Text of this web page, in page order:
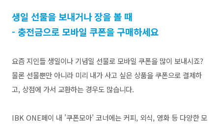
생일 선물을 보내거나 장을 볼 때
- 충전금으로 모바일 쿠폰을 구매하세요
요즘 지인들 생일이나 기념일 선물로 모바일 쿠폰을 많이 보내시죠?
물론 선물뿐만 아니라 미리 내가 사고 싶은 상품을 쿠폰으로 결제하
고, 상점에 가서 교환하는 경우도 많습니다.
IBK ONE페이 내 '쿠폰모아' 코너에는 커피, 외식, 영화 등 다양한 모